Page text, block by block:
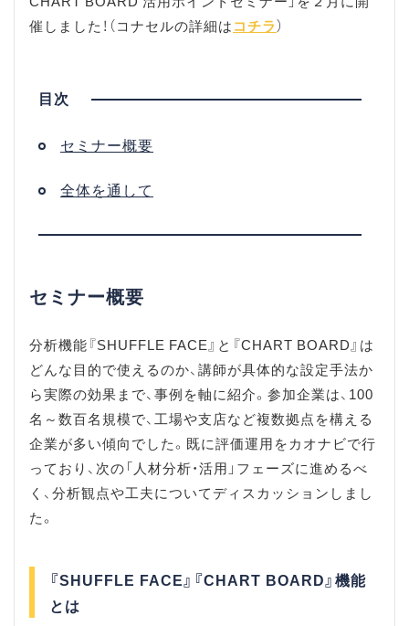
催しました！（コナセルの詳細はコチラ）
セミナー概要
全体を通して
セミナー概要
分析機能『SHUFFLE FACE』と『CHART BOARD』は
どんな目的で使えるのか、講師が具体的な設定手法か
ら実際の効果まで、事例を軸に紹介。参加企業は、100
名～数百名規模で、工場や支店など複数拠点を構える
企業が多い傾向でした。既に評価運用をカオナビで行
っており、次の「人材分析・活用」フェーズに進めるべ
く、分析観点や工夫についてディスカッションしまし
た。
『SHUFFLE FACE』『CHART BOARD』機能
とは